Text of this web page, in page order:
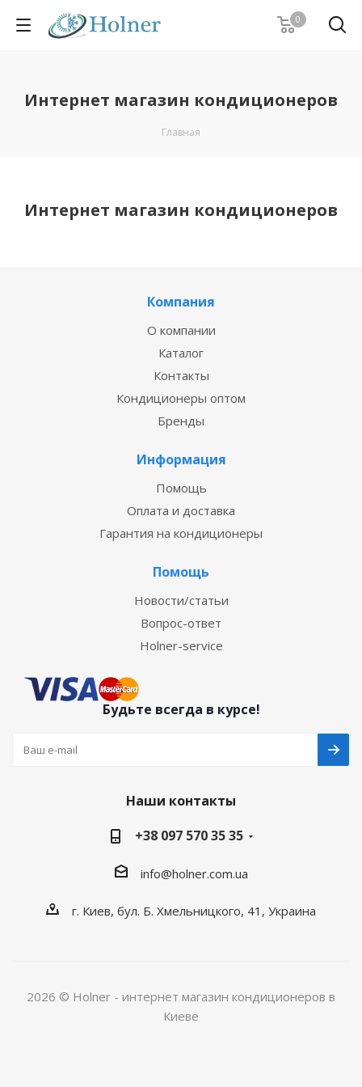
0
Интернет магазин кондиционеров
Главная
Интернет магазин кондиционеров
Компания
О компании
Каталог
Контакты
Кондиционеры оптом
Бренды
Информация
Помощь
Оплата и доставка
Гарантия на кондиционеры
Помощь
Новости/статьи
Вопрос-ответ
Holner-service
Будьте всегда в курсе!
Наши контакты
+38 097 570 35 35
info@holner.com.ua
г. Киев, бул. Б. Хмельницкого, 41, Украина
2026 © Holner - интернет магазин кондиционеров в
Киеве